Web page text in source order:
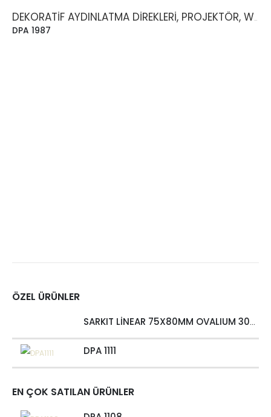
DPA 1987
ÖZEL ÜRÜNLER
SARKIT LİNEAR 75X80MM OVALIUM 30W 4000 LM MT
DPA 1111
EN ÇOK SATILAN ÜRÜNLER